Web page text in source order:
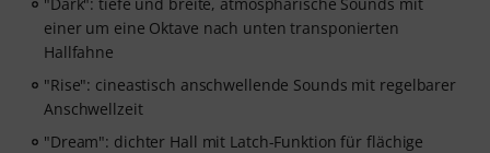
einer um eine Oktave nach unten transponierten
Hallfahne
"Rise": cineastisch anschwellende Sounds mit regelbarer
Anschwellzeit
"Dream": dichter Hall mit Latch-Funktion für flächige